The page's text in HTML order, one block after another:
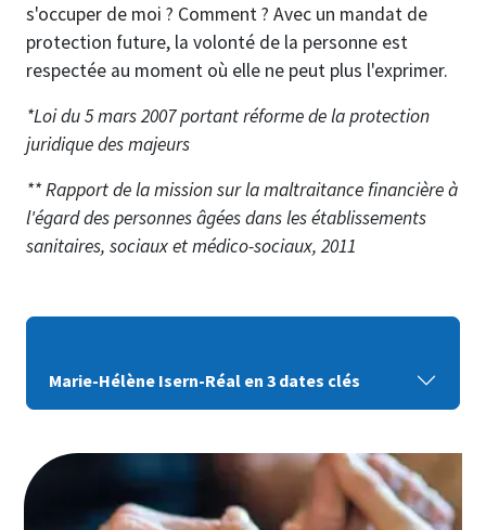
s'occuper de moi ? Comment ? Avec un mandat de
protection future, la volonté de la personne est
respectée au moment où elle ne peut plus l'exprimer.
*Loi du 5 mars 2007 portant réforme de la protection
juridique des majeurs
** Rapport de la mission sur la maltraitance financière à
l'égard des personnes âgées dans les établissements
sanitaires, sociaux et médico-sociaux, 2011
Marie-Hélène Isern-Réal en 3 dates clés
Image